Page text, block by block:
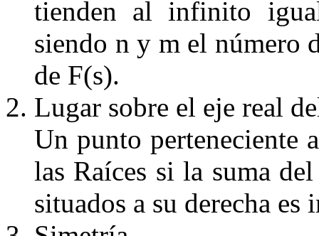
tienden al infinito
siendo n y m el número
de F(s).
Lugar sobre el eje real
Un punto perteneciente
las Raíces si la suma
situados a su derecha es